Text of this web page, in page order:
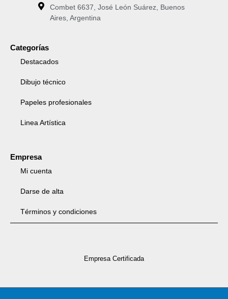
Combet 6637, José León Suárez, Buenos
Aires, Argentina
Categorías
Destacados
Dibujo técnico
Papeles profesionales
Linea Artística
Empresa
Mi cuenta
Darse de alta
Términos y condiciones
Empresa Certificada